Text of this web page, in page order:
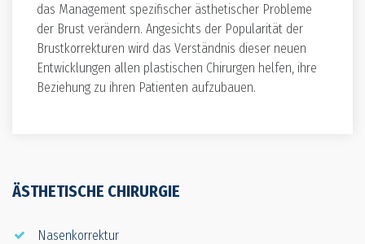
das Management spezifischer ästhetischer Probleme
der Brust verändern. Angesichts der Popularität der
Brustkorrekturen wird das Verständnis dieser neuen
Entwicklungen allen plastischen Chirurgen helfen, ihre
Beziehung zu ihren Patienten aufzubauen.
ÄSTHETISCHE CHIRURGIE
Nasenkorrektur